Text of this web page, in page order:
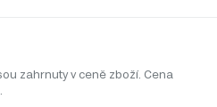
zahrnuty v ceně zboží. Cena